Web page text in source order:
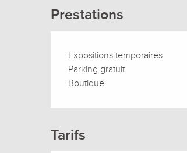
Prestations
Expositions temporaires
Parking gratuit
Boutique
Tarifs